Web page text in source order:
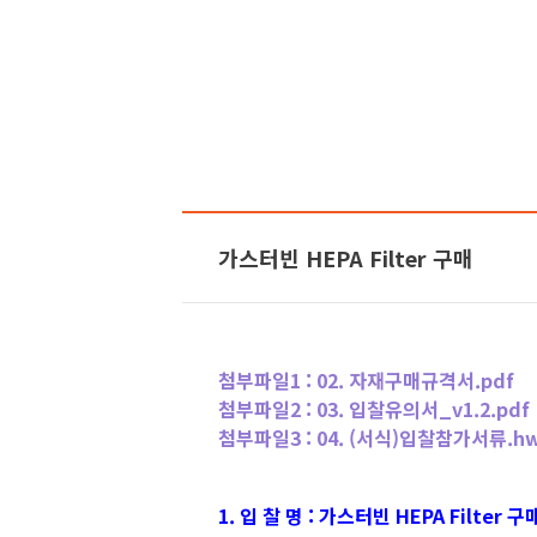
가스터빈 HEPA Filter 구매
첨부파일1 : 02. 자재구매규격서.pdf
첨부파일2 : 03. 입찰유의서_v1.2.pdf
첨부파일3 : 04. (서식)입찰참가서류
1. 입 찰 명 : 가스터빈 HEPA Filter 구